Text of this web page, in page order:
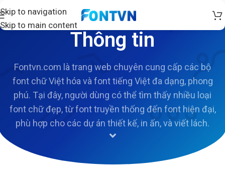
Skip to navigation
Skip to main content
Thông tin
Fontvn.com là trang web chuyên cung cấp các bộ
font chữ Việt hóa và font tiếng Việt đa dạng, phong
phú. Tại đây, người dùng có thể tìm thấy nhiều loại
font chữ đẹp, từ font truyền thống đến font hiện đại,
phù hợp cho các dự án thiết kế, in ấn, và viết lách.